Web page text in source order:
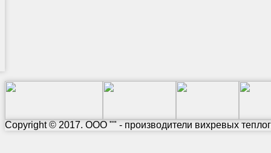
Copyright © 2017. ООО "" - производители вихревых